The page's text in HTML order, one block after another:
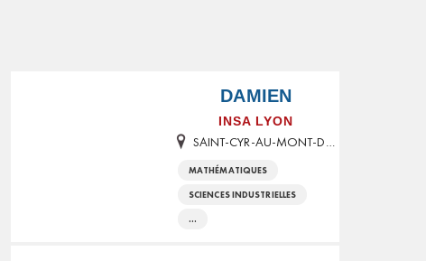
DAMIEN
INSA LYON
SAINT-CYR-AU-MONT-D'OR
MATHÉMATIQUES
SCIENCES INDUSTRIELLES
...